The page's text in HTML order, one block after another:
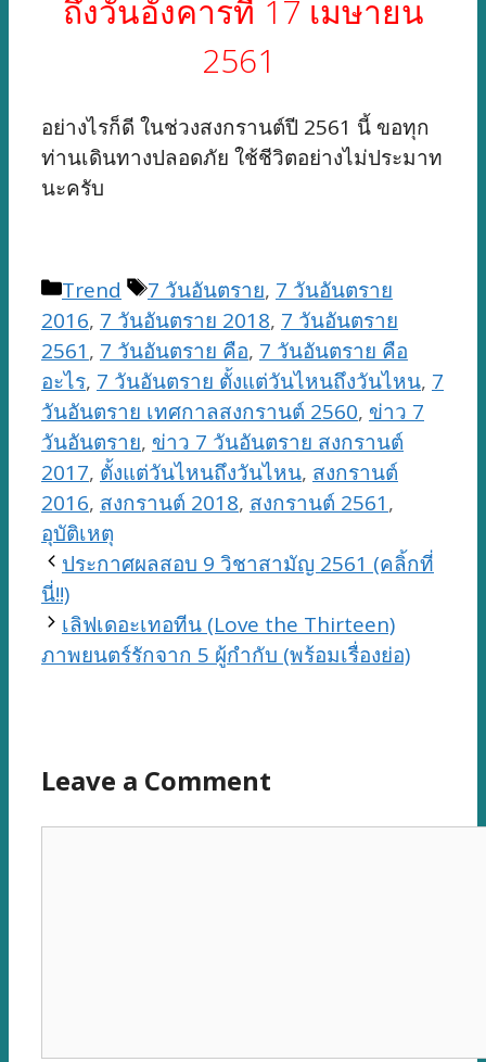
ถึงวันอังคารที่ 17 เมษายน
2561
อย่างไรก็ดี ในช่วงสงกรานต์ปี 2561 นี้ ขอทุก
ท่านเดินทางปลอดภัย ใช้ชีวิตอย่างไม่ประมาท
นะครับ
Categories
Trend Tags
7 วันอันตราย, 7 วันอันตราย
2016, 7 วันอันตราย 2018, 7 วันอันตราย
2561, 7 วันอันตราย คือ, 7 วันอันตราย คือ
อะไร, 7 วันอันตราย ตั้งแต่วันไหนถึงวันไหน, 7
วันอันตราย เทศกาลสงกรานต์ 2560, ข่าว 7
วันอันตราย, ข่าว 7 วันอันตราย สงกรานต์
2017, ตั้งแต่วันไหนถึงวันไหน, สงกรานต์
2016, สงกรานต์ 2018, สงกรานต์ 2561,
อุบัติเหตุ
ประกาศผลสอบ 9 วิชาสามัญ 2561 (คลิ้กที่
นี่!!)
เลิฟเดอะเทอทีน (Love the Thirteen)
ภาพยนตร์รักจาก 5 ผู้กำกับ (พร้อมเรื่องย่อ)
Leave a Comment